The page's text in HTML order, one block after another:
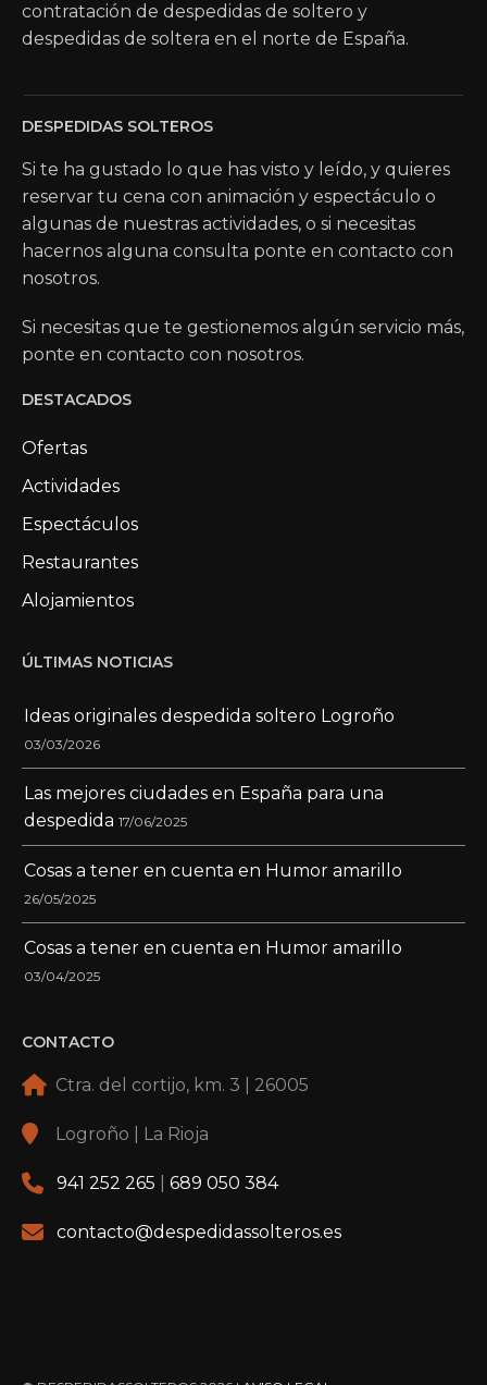
contratación de despedidas de soltero y
despedidas de soltera en el norte de España.
DESPEDIDAS SOLTEROS
Si te ha gustado lo que has visto y leído, y quieres
reservar tu cena con animación y espectáculo o
algunas de nuestras actividades, o si necesitas
hacernos alguna consulta ponte en contacto con
nosotros.
Si necesitas que te gestionemos algún servicio más,
ponte en contacto con nosotros.
DESTACADOS
Ofertas
Actividades
Espectáculos
Restaurantes
Alojamientos
ÚLTIMAS NOTICIAS
Ideas originales despedida soltero Logroño
03/03/2026
Las mejores ciudades en España para una
despedida 17/06/2025
Cosas a tener en cuenta en Humor amarillo
26/05/2025
Cosas a tener en cuenta en Humor amarillo
03/04/2025
CONTACTO
Ctra. del cortijo, km. 3 | 26005
Logroño | La Rioja
941 252 265 689 050 384
contacto@despedidassolteros.es